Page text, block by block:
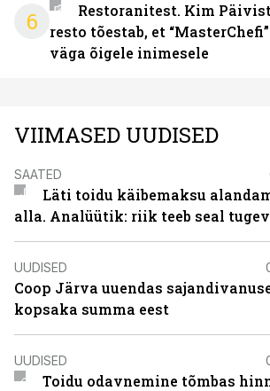
6
Restoranitest. Kim
resto tõestab, et
väga õigele inimesele
VIIMASED UUDISED
SAATED
Läti toidu käibemaksu
alla. Analüütik: riik teeb seal
UUDISED
Coop Järva uuendas
kopsaka summa eest
UUDISED
Toidu odavnemine tõmbas